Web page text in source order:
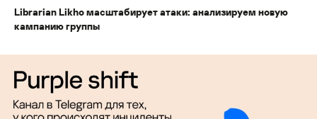
Librarian Likho масштабирует атаки: анализируем новую
кампанию группы